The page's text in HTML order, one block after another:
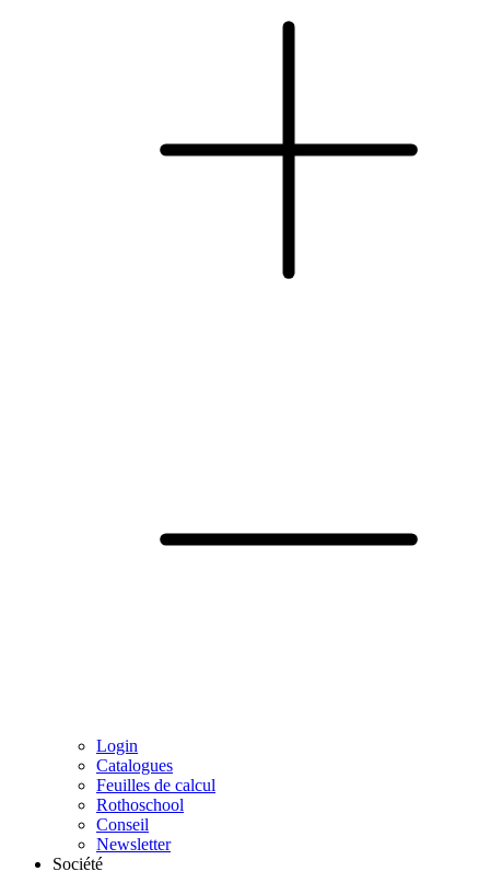
Login
Catalogues
Feuilles de calcul
Rothoschool
Conseil
Newsletter
Société